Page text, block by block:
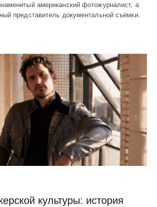
американский фотожурналист, а
представитель документальной съёмки.
культуры: история